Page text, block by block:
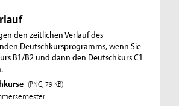
den zeitlichen Verlauf des
Deutschkursprogramms, wenn Sie
B1/B2 und dann den Deutschkurs C1
(PNG, 79 KB)